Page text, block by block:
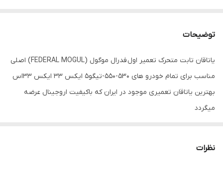
توضیحات
یاتاقان تابت متحرک تعمیر اول فدرال موگول (FEDERAL MOGUL) اصلی
مناسب برای تمام خودرو های 530-550-تیگو5 ایکس 33 ایکس 33اس
بهترین یاتاقان تعمیری موجود در ایران که باکیفیت اروجینال عرضه
میگردد
نظرات